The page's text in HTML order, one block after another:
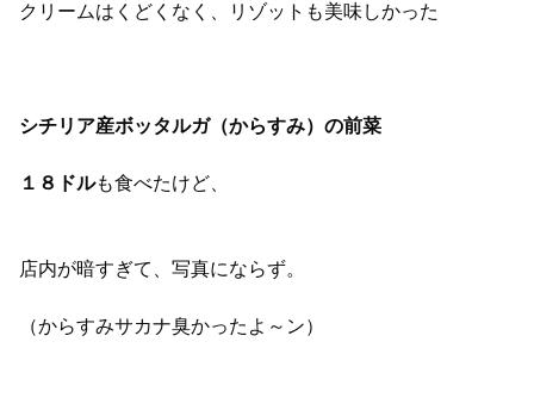
クリームはくどくなく、リゾットも美味しかった
シチリア産ボッタルガ（からすみ）の前菜
１８ドルも食べたけど、
店内が暗すぎて、写真にならず。
（からすみサカナ臭かったよ～ン）